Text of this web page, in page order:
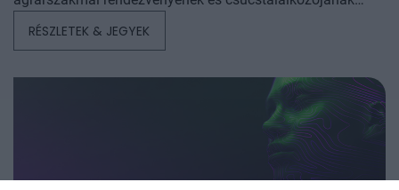
számít. A konferencia célja, hogy összegezze és elemezze
az agrárpiaci szereplők sikeres üzleti és beruházási
döntéseihez. A konferencia háromnapos szakmai
programmal várja az érdeklődőket: az esemény ünnepélyes
szakmai előesttel kezdődik, amelyet további két, rendkívül
összetett és kimerítően részletes egész napos szakmai
RÉSZLETEK & JEGYEK